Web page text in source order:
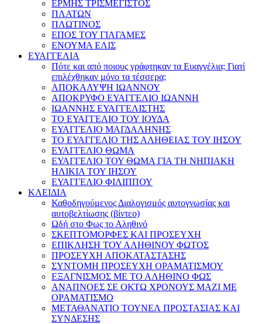
ΕΡΜΗΣ ΤΡΙΣΜΕΓΙΣΤΟΣ
ΠΛΑΤΩΝ
ΠΛΩΤΙΝΟΣ
ΕΠΟΣ ΤΟΥ ΓΙΛΓΑΜΕΣ
ΕΝΟΥΜΑ ΕΛΙΣ
ΕΥΑΓΓΕΛΙΑ
Πότε και από ποιους γράφτηκαν τα Ευαγγέλια; Γιατί
επιλέχθηκαν μόνο τα τέσσερα;
ΑΠΟΚΑΛΥΨΗ ΙΩΑΝΝΟΥ
ΑΠΟΚΡΥΦΟ ΕΥΑΓΓΕΛΙΟ ΙΩΑΝΝΗ
ΙΩΑΝΝΗΣ ΕΥΑΓΓΕΛΙΣΤΗΣ
ΤΟ ΕΥΑΓΓΕΛΙΟ ΤΟΥ ΙΟΥΔΑ
ΕΥΑΓΓΕΛΙΟ ΜΑΓΔΑΛΗΝΗΣ
ΤΟ ΕΥΑΓΓΕΛΙΟ ΤΗΣ ΑΛΗΘΕΙΑΣ ΤΟΥ ΙΗΣΟΥ
ΕΥΑΓΓΕΛΙΟ ΘΩΜΑ
ΕΥΑΓΓΕΛΙΟ ΤΟΥ ΘΩΜΑ ΓΙΑ ΤΗ ΝΗΠΙΑΚΗ
ΗΛΙΚΙΑ ΤΟΥ ΙΗΣΟΥ
ΕΥΑΓΓΕΛΙΟ ΦΙΛΙΠΠΟΥ
ΚΛΕΙΔΙΑ
Καθοδηγούμενος Διαλογισμός αυτογνωσίας και
αυτοβελτίωσης (βίντεο)
Ωδή στο Φως το Αληθινό
ΣΚΕΠΤΟΜΟΡΦΕΣ ΚΑΙ ΠΡΟΣΕΥΧΗ
ΕΠΙΚΛΗΣΗ ΤΟΥ ΑΛΗΘΙΝΟΥ ΦΩΤΟΣ
ΠΡΟΣΕΥΧΗ ΑΠΟΚΑΤΑΣΤΑΣΗΣ
ΣΥΝΤΟΜΗ ΠΡΟΣΕΥΧΗ ΟΡΑΜΑΤΙΣΜΟΥ
ΕΞΑΓΝΙΣΜΟΣ ΜΕ ΤΟ ΑΛΗΘΙΝΟ ΦΩΣ
ΑΝΑΠΝΟΕΣ ΣΕ ΟΚΤΩ ΧΡΟΝΟΥΣ ΜΑΖΙ ΜΕ
ΟΡΑΜΑΤΙΣΜΟ
ΜΕΤΑΘΑΝΑΤΙΟ ΤΟΥΝΕΛ ΠΡΟΣΤΑΣΙΑΣ ΚΑΙ
ΣΥΝΔΕΣΗΣ